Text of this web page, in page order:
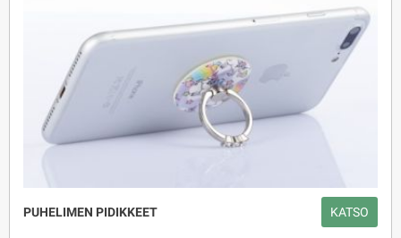
PUHELIMEN PIDIKKEET KATSO